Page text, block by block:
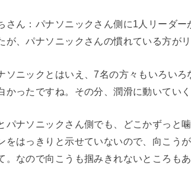
さん：パナソニックさん側に1人リーダ
が、パナソニックさんの慣れている方が
ソニックとはいえ、7名の方々もいろい
かったですね。その分、潤滑に動いてい
パナソニックさん側でも、どこかずっと
をはっきりと示せていないので、向こう
。なので向こうも掴みきれないところもあ